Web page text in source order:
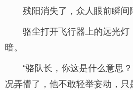
残阳消失了，众人眼前瞬间
骆尘打开飞行器上的远光
暗。
“骆队长，你这是什么意思
况弄懵了，他不敢轻举妄动，只